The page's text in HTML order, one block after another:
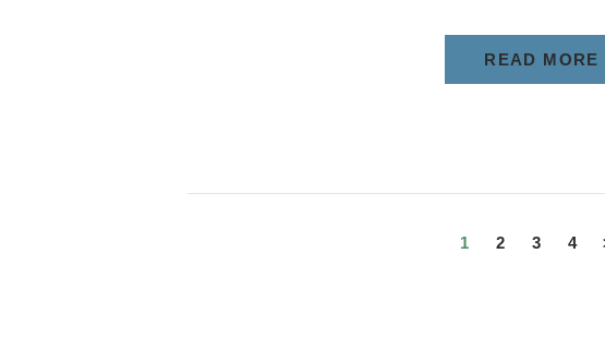
READ MORE
PAGE
1 PAGE
2 PAGE
3 4